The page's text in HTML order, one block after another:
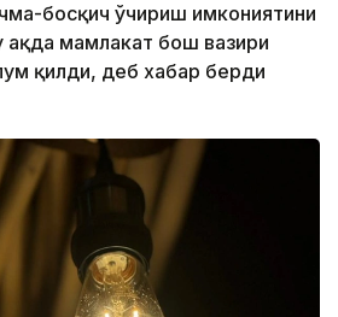
босқич ўчириш имкониятини
мамлакат бош вазири
қилди, деб хабар берди